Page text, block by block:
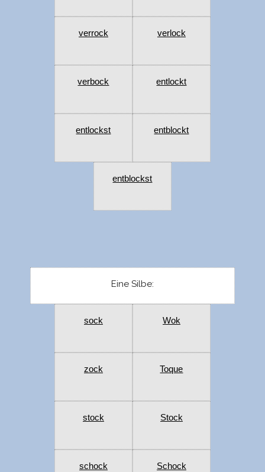
verrock verlock
verbock entlockt
entlockst entblockt
entblockst
Eine Silbe:
sock Wok
zock Toque
stock Stock
schock Schock